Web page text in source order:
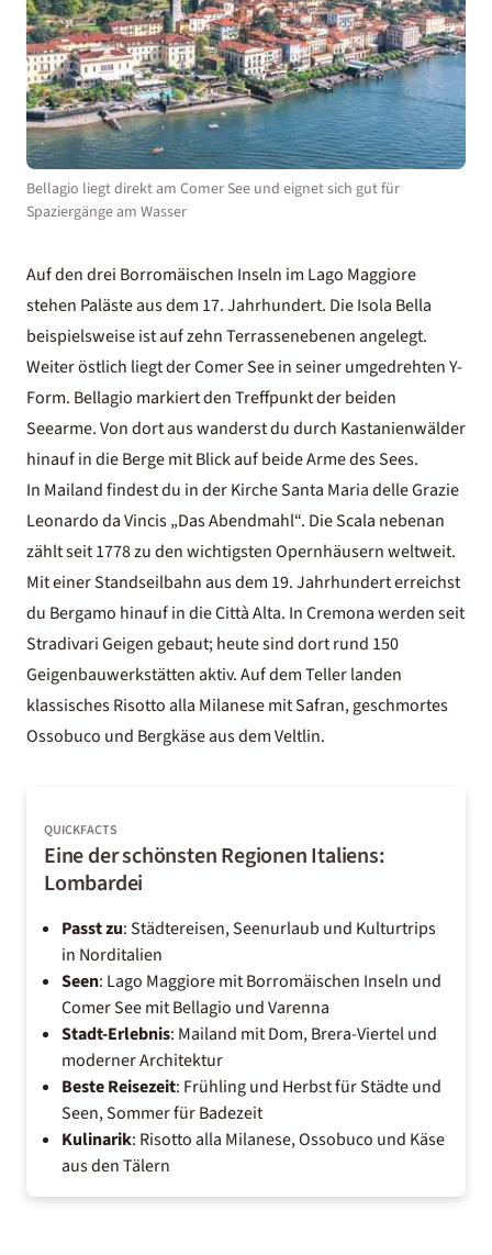
Bellagio liegt direkt am Comer See und eignet sich gut für
Spaziergänge am Wasser
Auf den drei Borromäischen Inseln im Lago Maggiore
stehen Paläste aus dem 17. Jahrhundert. Die Isola Bella
beispielsweise ist auf zehn Terrassenebenen angelegt.
Weiter östlich liegt der Comer See in seiner umgedrehten Y-
Form. Bellagio markiert den Treffpunkt der beiden
Seearme. Von dort aus wanderst du durch Kastanienwälder
hinauf in die Berge mit Blick auf beide Arme des Sees.
In Mailand findest du in der Kirche Santa Maria delle Grazie
Leonardo da Vincis „Das Abendmahl“. Die Scala nebenan
zählt seit 1778 zu den wichtigsten Opernhäusern weltweit.
Mit einer Standseilbahn aus dem 19. Jahrhundert erreichst
du Bergamo hinauf in die Città Alta. In Cremona werden seit
Stradivari Geigen gebaut; heute sind dort rund 150
Geigenbauwerkstätten aktiv. Auf dem Teller landen
klassisches Risotto alla Milanese mit Safran, geschmortes
Ossobuco und Bergkäse aus dem Veltlin.
QUICKFACTS
Eine der schönsten Regionen Italiens:
Lombardei
Passt zu: Städtereisen, Seenurlaub und Kulturtrips
in Norditalien
Seen: Lago Maggiore mit Borromäischen Inseln und
Comer See mit Bellagio und Varenna
Stadt-Erlebnis: Mailand mit Dom, Brera-Viertel und
moderner Architektur
Beste Reisezeit: Frühling und Herbst für Städte und
Seen, Sommer für Badezeit
Kulinarik: Risotto alla Milanese, Ossobuco und Käse
aus den Tälern